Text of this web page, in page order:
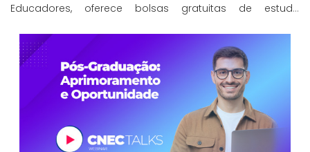
Educadores, oferece bolsas gratuitas de estudo
Pós-graduação Online